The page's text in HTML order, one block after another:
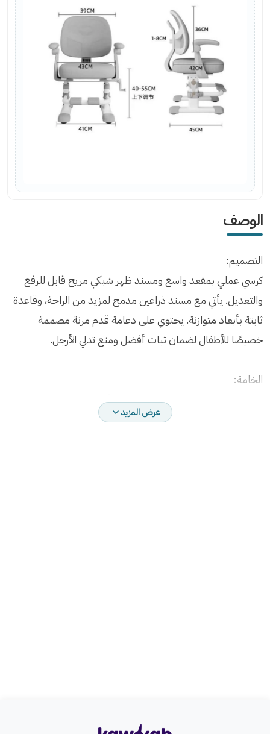
الوصف
التصميم:
كرسي عملي بمقعد واسع ومسند ظهر شبكي مريح قابل للرفع
والتعديل. يأتي مع مسند ذراعين مدمج لمزيد من الراحة، وقاعدة
ثابتة بأبعاد متوازنة. يحتوي على دعامة قدم مرنة مصممة
خصيصًا للأطفال لضمان ثبات أفضل ومنع تدلي الأرجل.
الخامة:
مصنوع من إسفنج عالي الكثافة لمقعد أكثر راحة، مع هيكل
عرض المزيد